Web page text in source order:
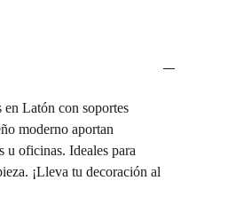
en Latón con soportes
moderno aportan
u oficinas. Ideales para
¡Lleva tu decoración al